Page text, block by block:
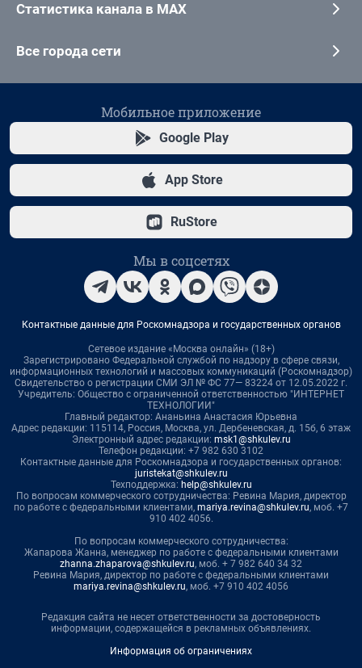
Статистика канала в MAX
Все города сети
Мобильное приложение
Google Play
App Store
RuStore
Мы в соцсетях
Контактные данные для Роскомнадзора и государственных органов
Сетевое издание «Москва онлайн» (18+)
Зарегистрировано Федеральной службой по надзору в сфере связи,
информационных технологий и массовых коммуникаций (Роскомнадзор)
Свидетельство о регистрации СМИ ЭЛ № ФС 77— 83224 от 12.05.2022 г.
Учредитель: Общество с ограниченной ответственностью "ИНТЕРНЕТ
ТЕХНОЛОГИИ"
Главный редактор: Ананьина Анастасия Юрьевна
Адрес редакции: 115114, Россия, Москва, ул. Дербеневская, д. 15б, 6 этаж
Электронный адрес редакции: msk1@shkulev.ru
Телефон редакции: +7 982 630 3102
Контактные данные для Роскомнадзора и государственных органов:
juristekat@shkulev.ru
Техподдержка: help@shkulev.ru
По вопросам коммерческого сотрудничества: Ревина Мария, директор
по работе с федеральными клиентами, mariya.revina@shkulev.ru, моб. +7
910 402 4056.
По вопросам коммерческого сотрудничества:
Жапарова Жанна, менеджер по работе с федеральными клиентами
zhanna.zhaparova@shkulev.ru, моб. + 7 982 640 34 32
Ревина Мария, директор по работе с федеральными клиентами
mariya.revina@shkulev.ru, моб. +7 910 402 4056
Редакция сайта не несет ответственности за достоверность
информации, содержащейся в рекламных объявлениях.
Информация об ограничениях